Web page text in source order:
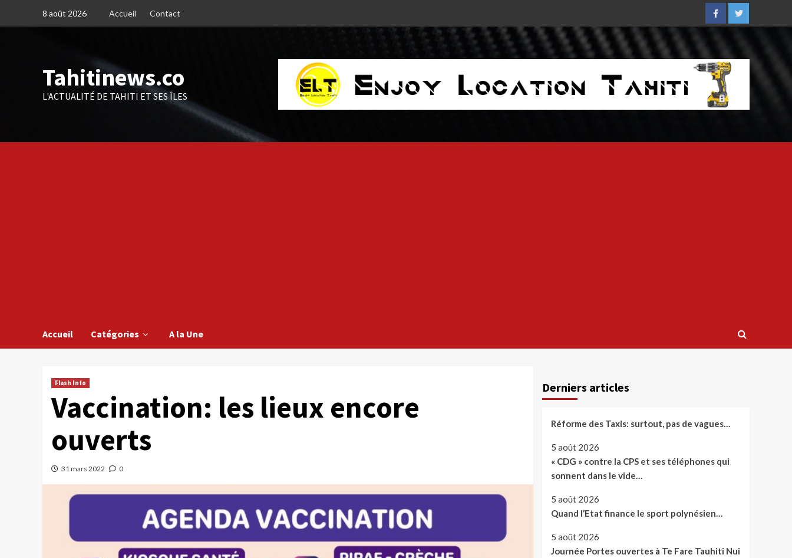
8 août 2026 Accueil Contact
FacebookTwitter
Tahitinews.co
L'ACTUALITÉ DE TAHITI ET SES ÎLES
Accueil Catégories A la Une
Flash Info
Vaccination: les lieux encore
ouverts
31 mars 2022 0
Derniers articles
Réforme des Taxis: surtout, pas de vagues…
5 août 2026
« CDG » contre la CPS et ses téléphones qui
sonnent dans le vide…
5 août 2026
Quand l’Etat finance le sport polynésien…
5 août 2026
Journée Portes ouvertes à Te Fare Tauhiti Nui